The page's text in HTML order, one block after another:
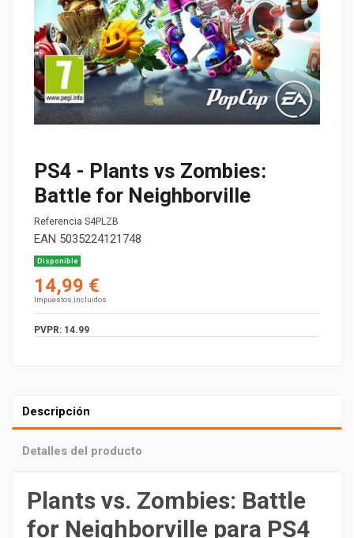
PS4 - Plants vs Zombies:
Battle for Neighborville
Referencia S4PLZB
EAN 5035224121748
Disponible
14,99 €
Impuestos incluidos
PVPR: 14.99
Descripción
Detalles del producto
Plants vs. Zombies: Battle
for Neighborville para PS4